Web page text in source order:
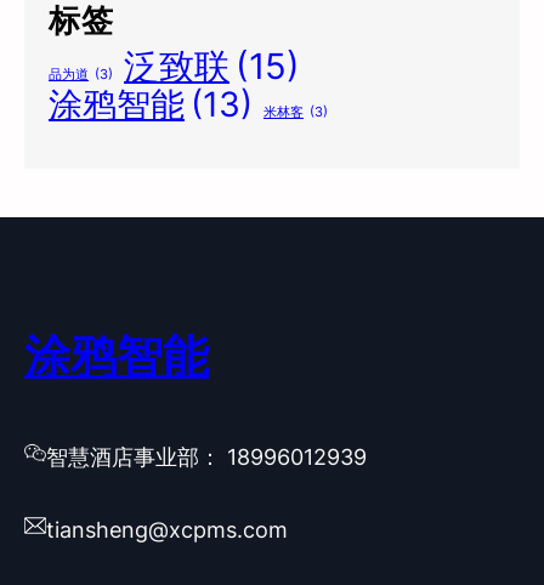
标签
品为道 (3) 泛致联 (15)
涂鸦智能 (13) 米林客 (3)
涂鸦智能
智慧酒店事业部： 18996012939
tiansheng@xcpms.com